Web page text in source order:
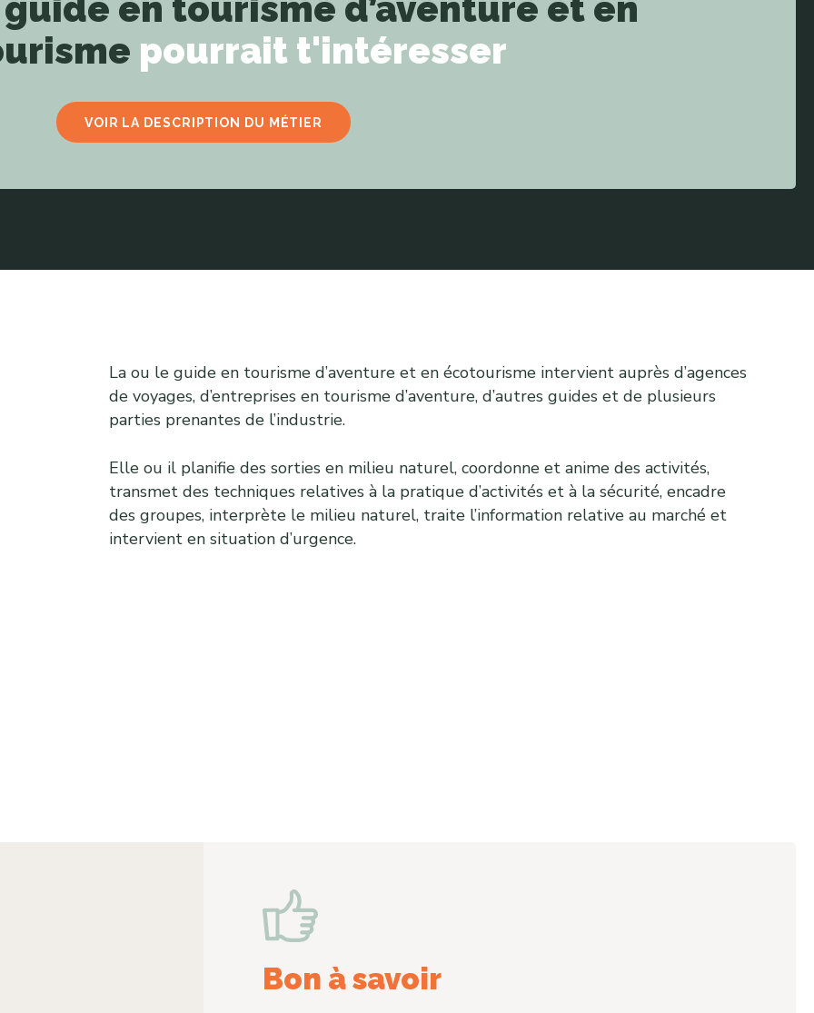
en tourisme d’aventure et en
pourrait t'intéresser
VOIR LA DESCRIPTION DU MÉTIER
La ou le guide en tourisme d’aventure et en écotourisme intervient auprès d’agences
de voyages, d’entreprises en tourisme d’aventure, d’autres guides et de plusieurs
parties prenantes de l’industrie.
Elle ou il planifie des sorties en milieu naturel, coordonne et anime des activités,
transmet des techniques relatives à la pratique d’activités et à la sécurité, encadre
des groupes, interprète le milieu naturel, traite l’information relative au marché et
intervient en situation d’urgence.
Bon à savoir